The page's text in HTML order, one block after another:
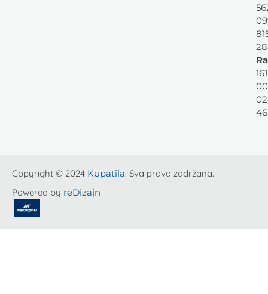
28
46
Copyright © 2024 Kupatila. Sva prava zadržana.
Powered by reDizajn